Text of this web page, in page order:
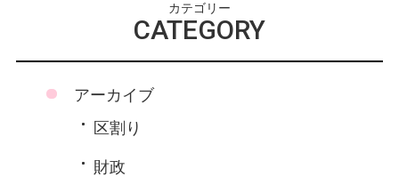
カテゴリー
CATEGORY
アーカイブ
区割り
財政